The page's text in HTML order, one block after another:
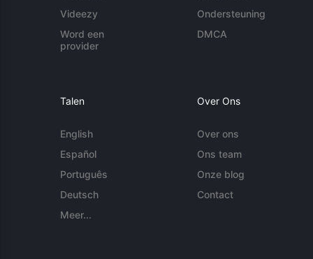
Videezy
Word een
provider
Ondersteuning
DMCA
Talen
English
Español
Português
Deutsch
Meer...
Over Ons
Over ons
Ons team
Onze blog
Contact